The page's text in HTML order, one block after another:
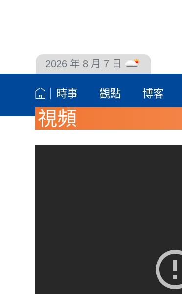
2026 年 8 月 7 日
時事 觀點 博客
視頻